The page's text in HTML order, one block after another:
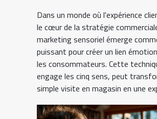
Dans un monde où l'expérience
le cœur de la stratégie
marketing sensoriel émerge
puissant pour créer un lien
les consommateurs. Cette
engage les cinq sens, peut
simple visite en magasin en une